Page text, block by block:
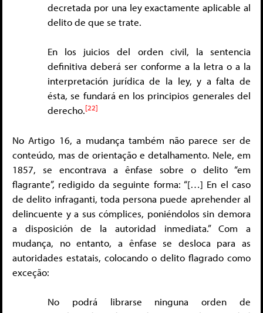
decretada por una ley exactamente aplicable al
delito de que se trate.
En los juicios del orden civil, la sentencia
definitiva deberá ser conforme a la letra o a la
interpretación jurídica de la ley, y a falta de
ésta, se fundará en los principios generales del
derecho.[22]
No Artigo 16, a mudança também não parece ser de
conteúdo, mas de orientação e detalhamento. Nele, em
1857, se encontrava a ênfase sobre o delito “em
flagrante”, redigido da seguinte forma: “[…] En el caso
de delito infraganti, toda persona puede aprehender al
delincuente y a sus cómplices, poniéndolos sin demora
a disposición de la autoridad inmediata.” Com a
mudança, no entanto, a ênfase se desloca para as
autoridades estatais, colocando o delito flagrado como
exceção:
No podrá librarse ninguna orden de